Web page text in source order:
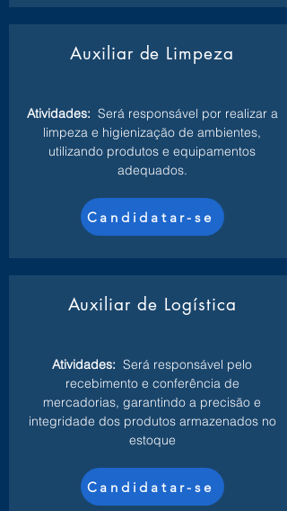
Auxiliar de Limpeza
Atividades: Será responsável por realizar a
limpeza e higienização de ambientes,
utilizando produtos e equipamentos
adequados.
Candidatar-se
Auxiliar de Logística
Atividades: Será responsável pelo
recebimento e conferência de
mercadorias, garantindo a precisão e
integridade dos produtos armazenados no
estoque
Candidatar-se